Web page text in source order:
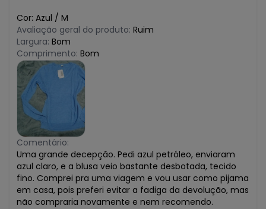
Cor: Azul / M
Avaliação geral do produto: Ruim
Largura: Bom
Comprimento: Bom
Comentário:
Uma grande decepção. Pedi azul petróleo, enviaram
azul claro, e a blusa veio bastante desbotada, tecido
fino. Comprei pra uma viagem e vou usar como pijama
em casa, pois preferi evitar a fadiga da devolução, mas
não compraria novamente e nem recomendo.